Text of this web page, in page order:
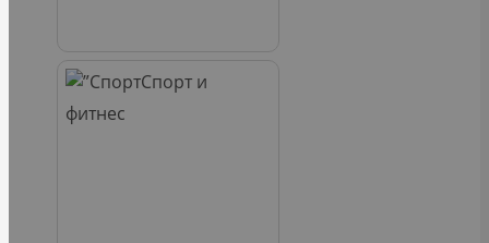
Спорт и
фитнес